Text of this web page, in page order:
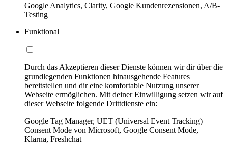
Google Analytics, Clarity, Google Kundenrezensionen, A/B-
Testing
Funktional
Durch das Akzeptieren dieser Dienste können wir dir über die
grundlegenden Funktionen hinausgehende Features
bereitstellen und dir eine komfortable Nutzung unserer
Webseite ermöglichen. Mit deiner Einwilligung setzen wir auf
dieser Webseite folgende Drittdienste ein:
Google Tag Manager, UET (Universal Event Tracking)
Consent Mode von Microsoft, Google Consent Mode,
Klarna, Freshchat